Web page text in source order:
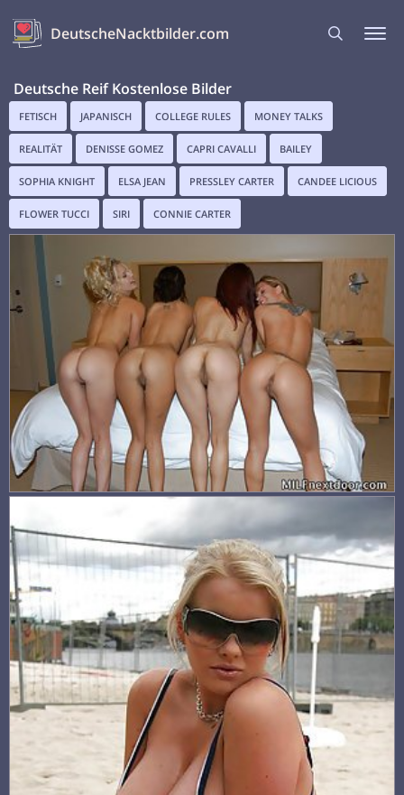
DeutscheNacktbilder.com
Deutsche Reif Kostenlose Bilder
FETISCH JAPANISCH COLLEGE RULES MONEY TALKS
REALITÄT DENISSE GOMEZ CAPRI CAVALLI BAILEY
SOPHIA KNIGHT ELSA JEAN PRESSLEY CARTER CANDEE LICIOUS
FLOWER TUCCI SIRI CONNIE CARTER